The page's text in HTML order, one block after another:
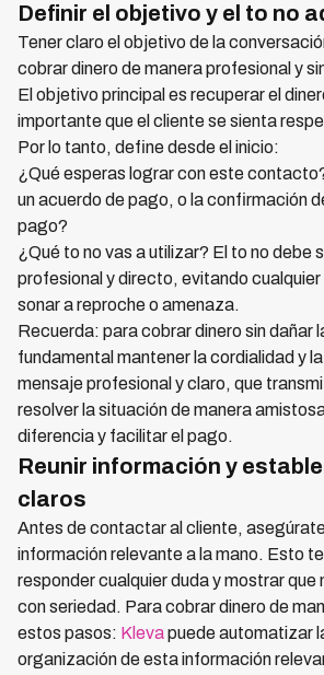
Definir el objetivo y el to no
Tener claro el objetivo de la
cobrar dinero de manera profesional y
El objetivo principal es recuperar el
importante que el cliente se sienta
Por lo tanto, define desde el inicio:
¿Qué esperas lograr con este
un acuerdo de pago, o la confirmación
pago?
¿Qué to no vas a utilizar? El to no debe
profesional y directo, evitando
sonar a reproche o amenaza.
Recuerda: para cobrar dinero sin dañar
fundamental mantener la cordialidad y
mensaje profesional y claro, que
resolver la situación de manera
diferencia y facilitar el pago.
Reunir información y
claros
Antes de contactar al cliente,
información relevante a la mano. Esto
responder cualquier duda y mostrar que
con seriedad. Para cobrar dinero de
estos pasos: Klevapuede automatizar
organización de esta información